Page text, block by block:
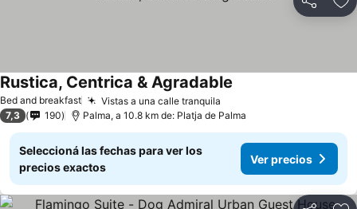
Compartir
Bed and breakfast Vistas a una calle tranquila
Rustica, Centrica & Agradable
7,3 190 Palma, a 10.8 km de: Platja de Palma
Seleccioná las fechas para ver los
precios exactos
Ver precios